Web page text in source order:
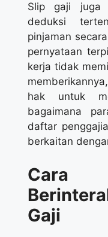
Slip gaji juga
deduksi
pinjaman
pernyataan
kerja tidak
hak untuk
bagaimana
daftar
berkaitan
Cara
Gaji